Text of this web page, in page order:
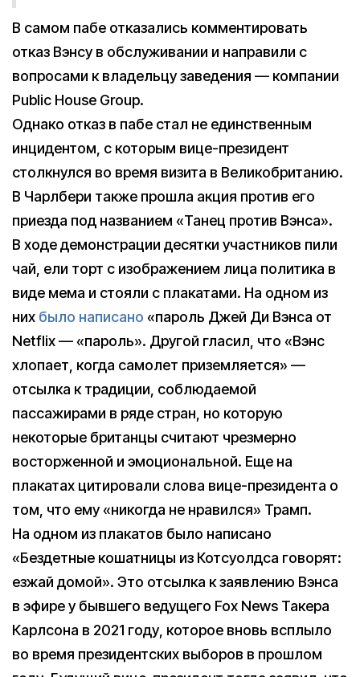
В самом пабе отказались комментировать
отказ Вэнсу в обслуживании и направили с
вопросами к владельцу заведения — компании
Public House Group.
Однако отказ в пабе стал не единственным
инцидентом, с которым вице-президент
столкнулся во время визита в Великобританию.
В Чарлбери также прошла акция против его
приезда под названием «Танец против Вэнса».
В ходе демонстрации десятки участников пили
чай, ели торт с изображением лица политика в
виде мема и стояли с плакатами. На одном из
них было написано «пароль Джей Ди Вэнса от
Netflix — «пароль». Другой гласил, что «Вэнс
хлопает, когда самолет приземляется» —
отсылка к традиции, соблюдаемой
пассажирами в ряде стран, но которую
некоторые британцы считают чрезмерно
восторженной и эмоциональной. Еще на
плакатах цитировали слова вице-президента о
том, что ему «никогда не нравился» Трамп.
На одном из плакатов было написано
«Бездетные кошатницы из Котсуолдса говорят:
езжай домой». Это отсылка к заявлению Вэнса
в эфире у бывшего ведущего Fox News Такера
Карлсона в 2021 году, которое вновь всплыло
во время президентских выборов в прошлом